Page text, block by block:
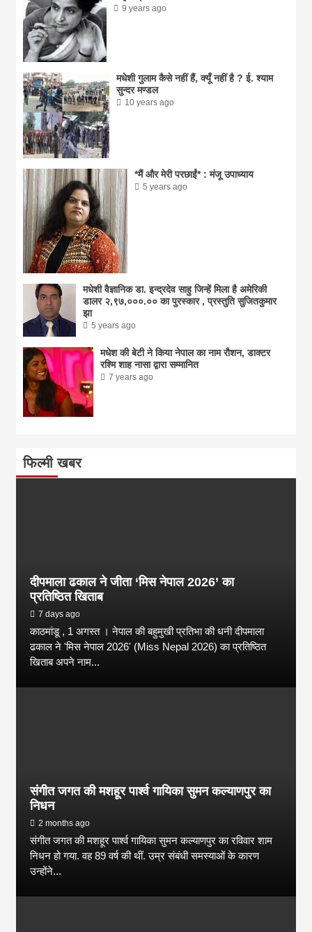
9 years ago
मधेशी गुलाम कैसे नहीं हैं, क्यूँ नहीं है ? ई. श्याम
सुन्दर मण्डल
10 years ago
*मैं और मेरी परछाईं* : मंजू उपाध्याय
5 years ago
मधेशी वैज्ञानिक डा. इन्द्रदेव साहु जिन्हें मिला है अमेरिकी
डालर २,९७,०००.०० का पुरस्कार , प्रस्तुति सुजितकुमार
झा
5 years ago
मधेश की बेटी ने किया नेपाल का नाम राैशन, डाक्टर
रश्मि शाह नासा द्वारा सम्मानित
7 years ago
फिल्मी खबर
दीपमाला ढकाल ने जीता ‘मिस नेपाल 2026’ का
प्रतिष्ठित खिताब
7 days ago
काठमांडू , 1 अगस्त । नेपाल की बहुमुखी प्रतिभा की धनी दीपमाला
ढकाल ने 'मिस नेपाल 2026' (Miss Nepal 2026) का प्रतिष्ठित
खिताब अपने नाम...
संगीत जगत की मशहूर पार्श्व गायिका सुमन कल्याणपुर का
निधन
2 months ago
संगीत जगत की मशहूर पार्श्व गायिका सुमन कल्याणपुर का रविवार शाम
निधन हो गया. वह 89 वर्ष की थीं. उम्र संबंधी समस्याओं के कारण
उन्होंने...